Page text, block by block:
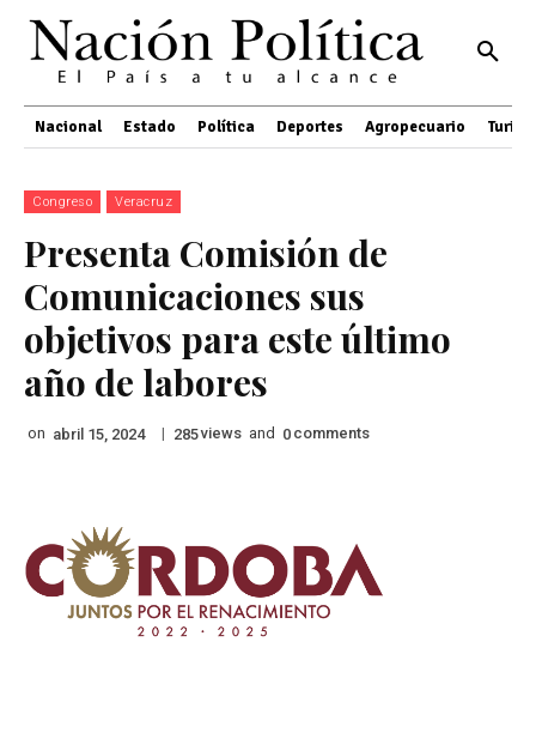
Nacional Estado Política Deportes Agropecuario
Congreso Veracruz
Presenta Comisión de
Comunicaciones sus
objetivos para este último
año de labores
on abril 15, 2024 | 285views and 0 comments